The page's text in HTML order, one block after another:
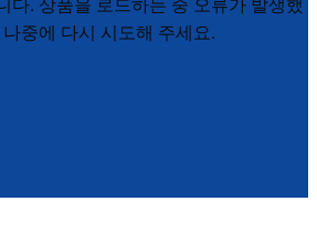
다. 상품을 로드하는 중 오류가 발생했
나중에 다시 시도해 주세요.